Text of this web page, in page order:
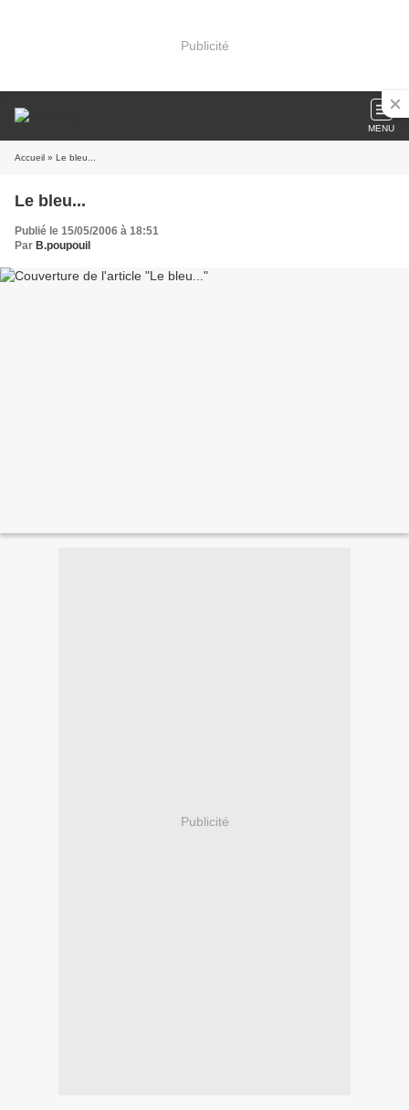
Publicité
MENU
Accueil » Le bleu...
Le bleu...
Publié le 15/05/2006 à 18:51
Par B.poupouil
Publicité